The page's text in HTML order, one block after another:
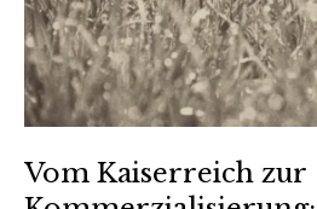
Vom Kaiserreich zur